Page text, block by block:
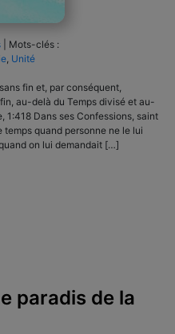
Mots-clés :
Unité
fin et, par conséquent,
au-delà du Temps divisé et au-
1:418 Dans ses Confessions, saint
temps quand personne ne le lui
on lui demandait […]
paradis de la